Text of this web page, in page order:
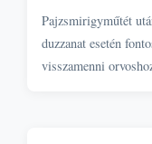
Pajzsmirigyműtét
duzzanat esetén
visszamenni